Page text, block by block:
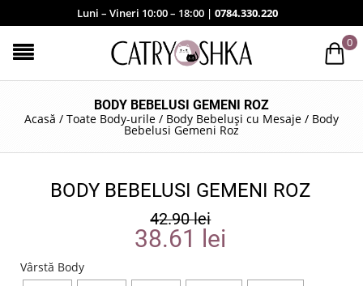
Luni – Vineri 10:00 – 18:00 | 0784.330.220
0
BODY BEBELUSI GEMENI ROZ
Acasă / Toate Body-urile / Body Bebeluși cu Mesaje / Body
Bebelusi Gemeni Roz
BODY BEBELUSI GEMENI ROZ
42.90lei
38.61 lei
Vârstă Body